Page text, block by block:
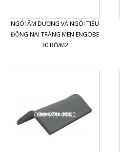
NGÓI ÂM DƯƠNG VÀ NGÓI TIỂU
ĐỒNG NAI TRÁNG MEN ENGOBE
30 BỘ/M2